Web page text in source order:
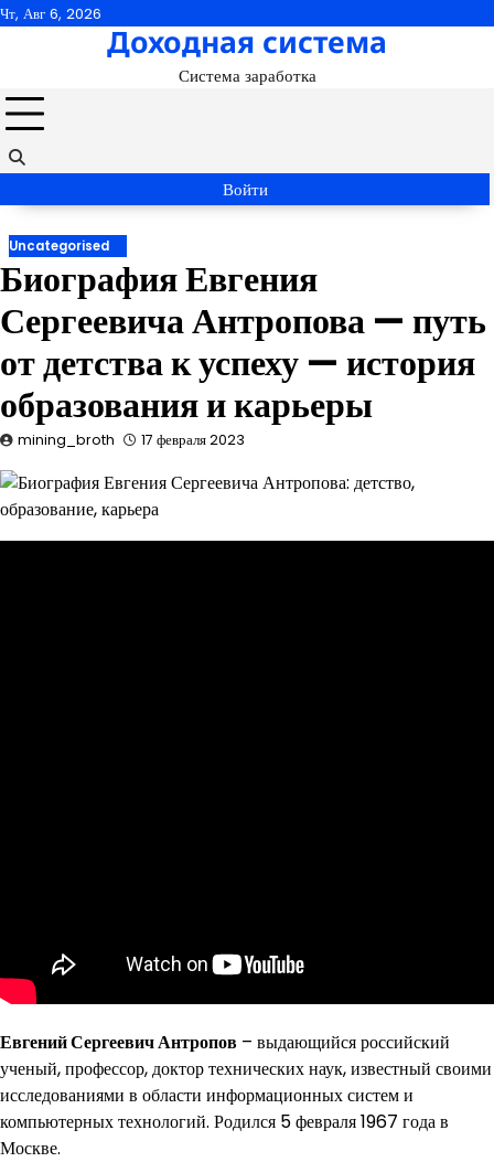
Перейти
Чт, Авг 6, 2026
Доходная система
Система заработка
Войти
Uncategorised
Биография Евгения
Сергеевича Антропова — путь
от детства к успеху — история
образования и карьеры
mining_broth 17 февраля 2023
Евгений Сергеевич Антропов – выдающийся российский
ученый, профессор, доктор технических наук, известный своими
исследованиями в области информационных систем и
компьютерных технологий. Родился 5 февраля 1967 года в
Москве.